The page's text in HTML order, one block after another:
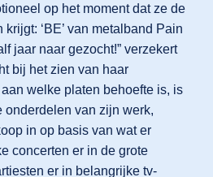
op het moment dat ze de
‘BE’ van metalband Pain
jaar naar gezocht!” verzekert
bij het zien van haar
welke platen behoefte is, is
onderdelen van zijn werk,
in op basis van wat er
concerten er in de grote
er in belangrijke tv-